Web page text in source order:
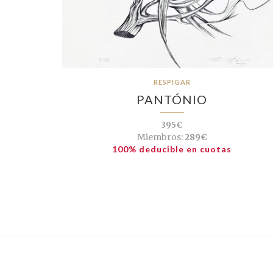
RESPIGAR
PANTÓNIO
395€
Miembros:289€
100% deducible en cuotas